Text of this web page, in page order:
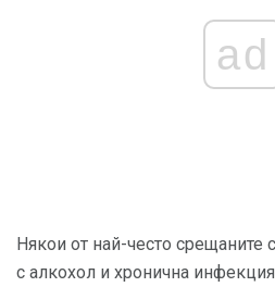
ad
Някои от най-често срещаните
с алкохол и хронична